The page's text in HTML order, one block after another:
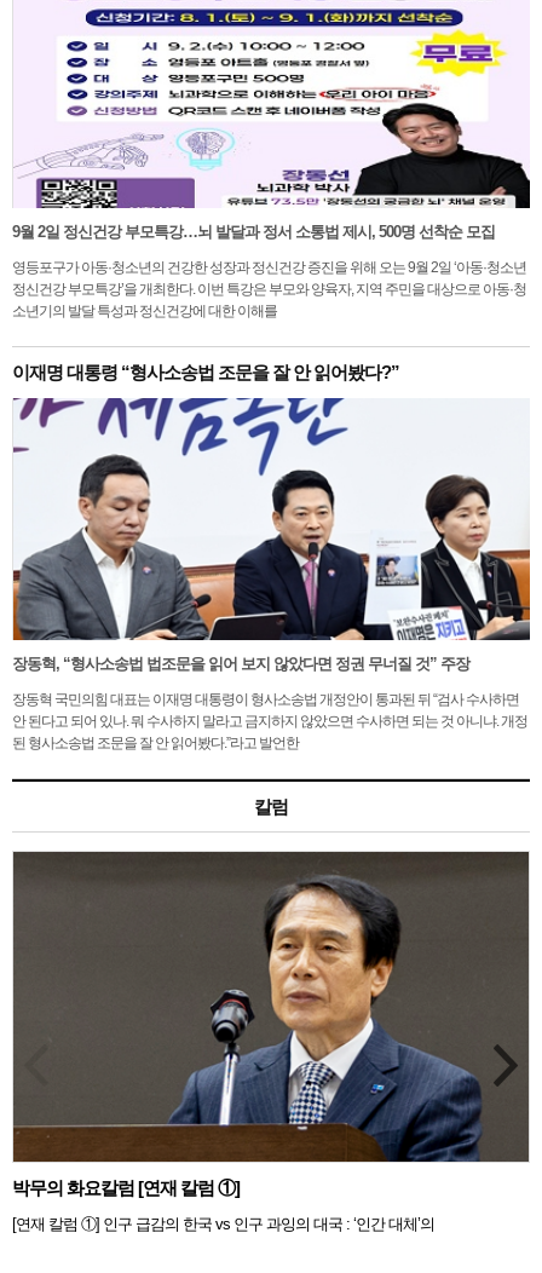
9월 2일 정신건강 부모특강…뇌 발달과 정서 소통법 제시, 500명 선착순 모집
영등포구가 아동·청소년의 건강한 성장과 정신건강 증진을 위해 오는 9월 2일 ‘아동·청소년
정신건강 부모특강’을 개최한다. 이번 특강은 부모와 양육자, 지역 주민을 대상으로 아동·청
소년기의 발달 특성과 정신건강에 대한 이해를
이재명 대통령 “형사소송법 조문을 잘 안 읽어봤다?”
장동혁, “형사소송법 법조문을 읽어 보지 않았다면 정권 무너질 것” 주장
장동혁 국민의힘 대표는 이재명 대통령이 형사소송법 개정안이 통과된 뒤 “검사 수사하면
안 된다고 되어 있나. 뭐 수사하지 말라고 금지하지 않았으면 수사하면 되는 것 아니냐. 개정
된 형사소송법 조문을 잘 안 읽어봤다.”라고 발언한
칼럼
박무의 화요칼럼 [연재 칼럼 ①]
[연재 칼럼 ①] 인구 급감의 한국 vs 인구 과잉의 대국 : ‘인간 대체’의